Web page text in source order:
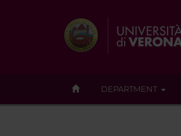
DEPARTMENT